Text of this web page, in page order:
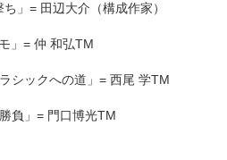
」= 田辺大介（構成作家）
」= 仲 和弘TM
シックへの道」= 西尾 学TM
負」= 門口博光TM